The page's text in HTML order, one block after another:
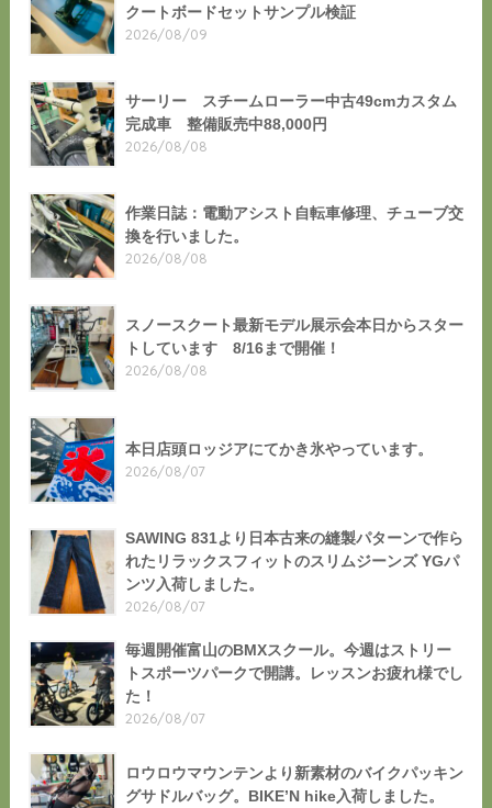
クートボードセットサンプル検証
2026/08/09
サーリー スチームローラー中古49cmカスタム
完成車 整備販売中88,000円
2026/08/08
作業日誌：電動アシスト自転車修理、チューブ交
換を行いました。
2026/08/08
スノースクート最新モデル展示会本日からスター
トしています 8/16まで開催！
2026/08/08
本日店頭ロッジアにてかき氷やっています。
2026/08/07
SAWING 831より日本古来の縫製パターンで作ら
れたリラックスフィットのスリムジーンズ YGパ
ンツ入荷しました。
2026/08/07
毎週開催富山のBMXスクール。今週はストリー
トスポーツパークで開講。レッスンお疲れ様でし
た！
2026/08/07
ロウロウマウンテンより新素材のバイクパッキン
グサドルバッグ。BIKE’N hike入荷しました。